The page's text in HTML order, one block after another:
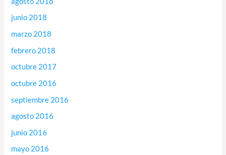
junio 2018
marzo 2018
febrero 2018
octubre 2017
octubre 2016
septiembre 2016
agosto 2016
junio 2016
mayo 2016